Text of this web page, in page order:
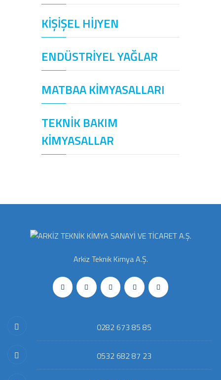
KİŞİŞEL HİJYEN
ENDÜSTRİYEL YAĞLAR
MATBAA KİMYASALLARI
TEKNİK BAKIM
KİMYASALLAR
Arkiz Teknik Kimya A.Ş.
0282 673 85 85
0532 682 87 23